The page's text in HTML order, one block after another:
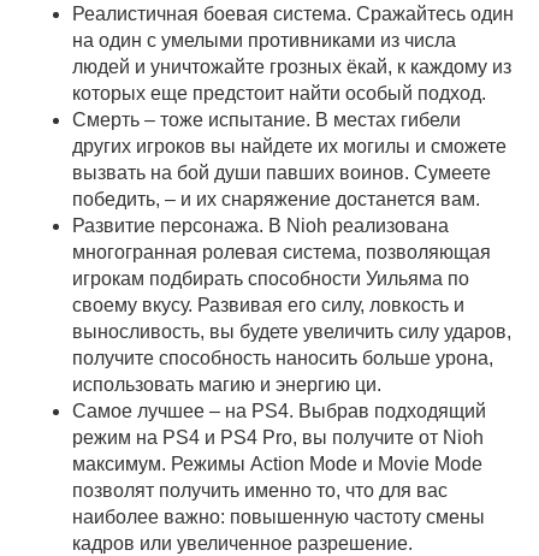
Реалистичная боевая система. Сражайтесь один
на один с умелыми противниками из числа
людей и уничтожайте грозных ёкай, к каждому из
которых еще предстоит найти особый подход.
Смерть – тоже испытание. В местах гибели
других игроков вы найдете их могилы и сможете
вызвать на бой души павших воинов. Сумеете
победить, – и их снаряжение достанется вам.
Развитие персонажа. В Nioh реализована
многогранная ролевая система, позволяющая
игрокам подбирать способности Уильяма по
своему вкусу. Развивая его силу, ловкость и
выносливость, вы будете увеличить силу ударов,
получите способность наносить больше урона,
использовать магию и энергию ци.
Самое лучшее – на PS4. Выбрав подходящий
режим на PS4 и PS4 Pro, вы получите от Nioh
максимум. Режимы Action Mode и Movie Mode
позволят получить именно то, что для вас
наиболее важно: повышенную частоту смены
кадров или увеличенное разрешение.